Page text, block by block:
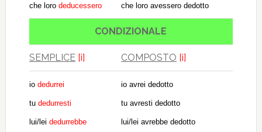
che loro deducessero che loro avessero dedotto
CONDIZIONALE
SEMPLICE [i] COMPOSTO [i]
iodedurrei
tu dedurresti
lui/lei dedurrebbe
io avrei dedotto
tu avresti dedotto
lui/lei avrebbe dedotto